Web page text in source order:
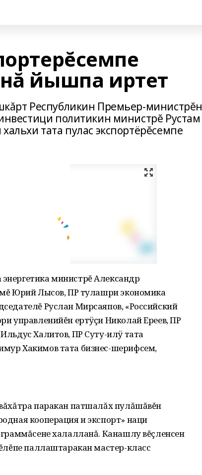
йышпа иртет
Республикин Премьер-министрĕн
политикин министрĕ Рустам
тата пулас экспортёрĕсемпе
министрĕ Александр
Юрий Лысов, ПР тулашри экономика
Руслан Мирсаяпов, «Российский
управленийĕн ертÿçи Николай Ереев, ПР
Халитов, ПР Суту-илÿ тата
Хакимов тата бизнес-шерифсем,
паракан патшалăх пулăшăвĕн
кооперация и экспорт» наци
халалланă. Канашлу вĕçленсен
паллаштаракан мастер-класс